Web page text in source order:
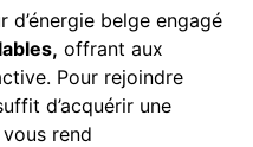
d’énergie belge engagé
offrant aux
Pour rejoindre
d’acquérir une
rend